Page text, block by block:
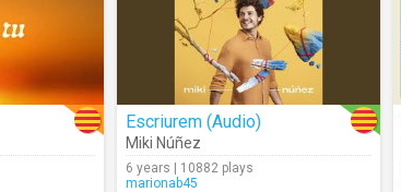
Escriurem (Audio)
Miki Núñez
6 years | 10882 plays
marionab45